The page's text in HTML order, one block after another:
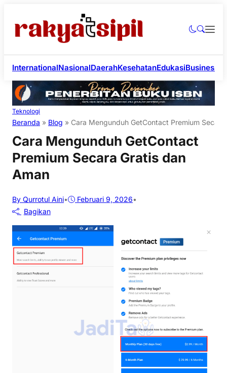
InternationalNasionalDaerahKesehatanEdukasiBusiness
Teknologi
Beranda » Blog » Cara Mengunduh GetContact Premium
Cara Mengunduh GetContact
Premium Secara Gratis dan
Aman
By Qurrotul Aini• Februari 9, 2026•
Bagikan